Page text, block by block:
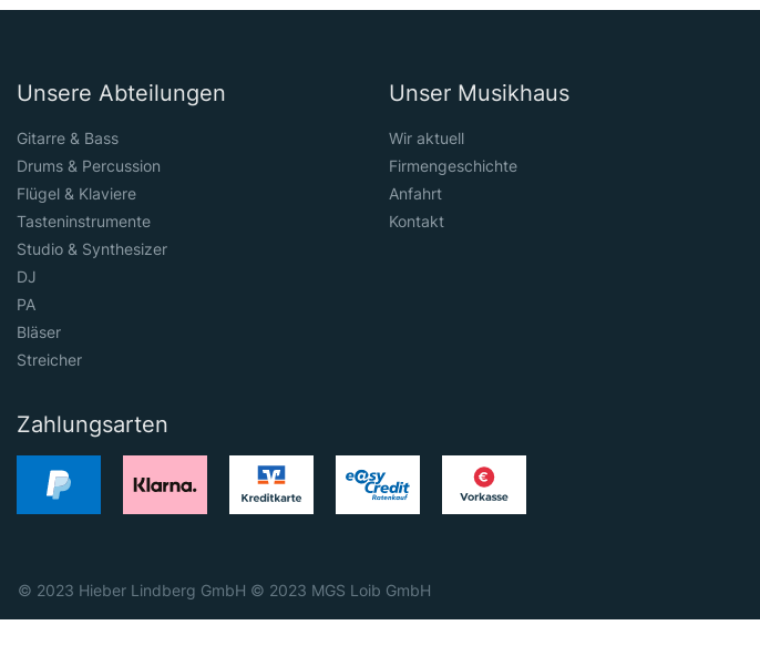
Unsere Abteilungen
Gitarre & Bass
Drums & Percussion
Flügel & Klaviere
Tasteninstrumente
Studio & Synthesizer
DJ
PA
Bläser
Streicher
Unser Musikhaus
Wir aktuell
Firmengeschichte
Anfahrt
Kontakt
Zahlungsarten
© 2023 Hieber Lindberg GmbH © 2023 MGS Loib GmbH